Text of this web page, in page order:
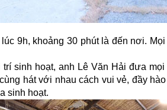
9h, khoảng 30 phút là đến nơi.
trí sinh hoạt, anh Lê Văn Hải đưa
hát với nhau cách vui vẻ, đầy
sinh hoạt.